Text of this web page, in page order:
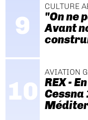
CULTURE
"On ne
Avant
AVIATION
REX -
Cessna